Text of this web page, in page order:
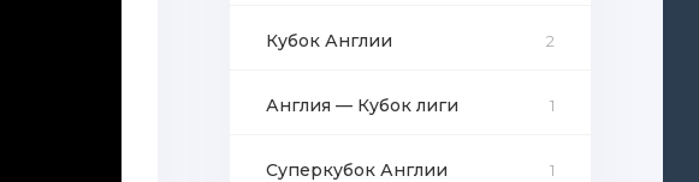
Кубок Англии 2
Англия — Кубок лиги 1
Суперкубок Англии 1